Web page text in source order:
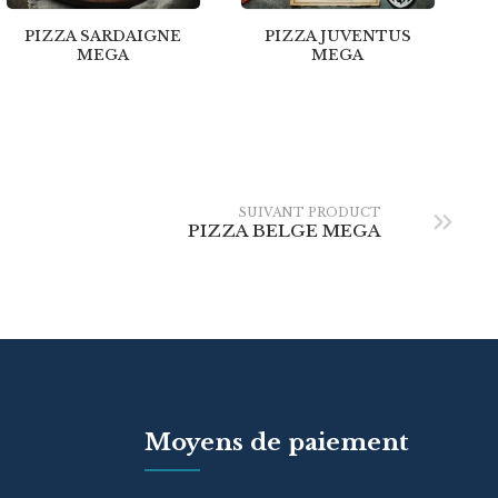
PIZZA SARDAIGNE
MEGA
PIZZA JUVENTUS
MEGA
SUIVANT PRODUCT
PIZZA BELGE MEGA
Moyens de paiement